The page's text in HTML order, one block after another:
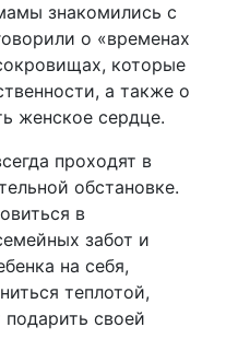
знакомились с
о «временах
которые
а также о
женское сердце.
проходят в
обстановке.
в
забот и
на себя,
теплотой,
своей